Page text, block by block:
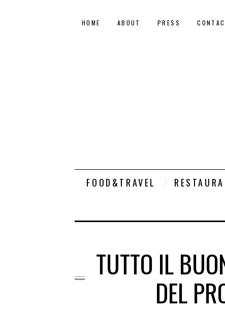
HOME ABOUT PRESS
FOOD&TRAVEL
TUTTO IL
DEL